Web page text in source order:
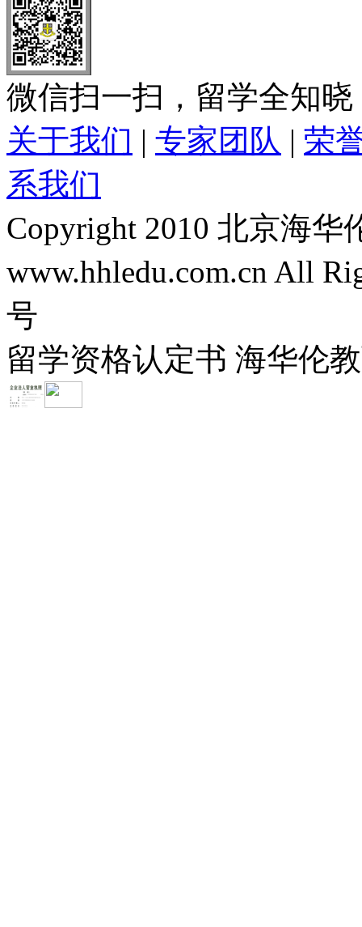
微信扫一扫，留学全知晓
关于我们 | 专家团队 | 荣
系我们
Copyright 2010 北京海
www.hhledu.com.cn All
号
留学资格认定书 海华伦